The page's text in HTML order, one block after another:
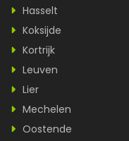
Hasselt
Koksijde
Kortrijk
Leuven
Lier
Mechelen
Oostende